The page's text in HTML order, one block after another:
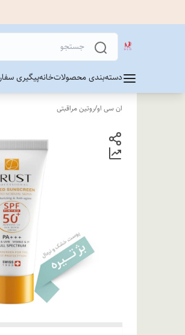
دسته‌بندی محصولاتخانهپیگیری
ان سی او/روتین مراقبتی